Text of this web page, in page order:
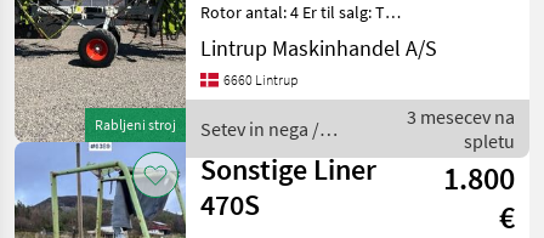
Rabljeni stroj
Rotor antal: 4 Er til salg: Til
salg nu Stand: I orden
Arbejdsbredde: 1500 cm
CLAAS Liner 4000 storrive
620/
Lintrup Maskinhandel A/S
6660 Lintrup
Setev in nega /
Sonstige
3 mesecev na
spletu
Sonstige Liner
470S
1.800
€